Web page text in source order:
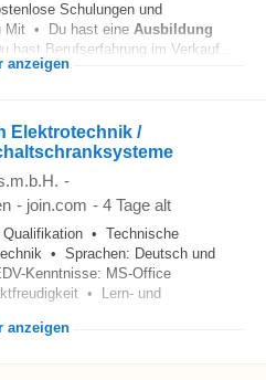
Schulungen und
Mit • Du hast eine Ausbildung
Berufserfahrung im Verkauf...
anzeigen
Elektrotechnik /
-
- join.com - 4 Tage alt
Qualifikation • Technische
• Sprachen: Deutsch und
Kenntnisse: MS-Office
• Lern- und
anzeigen